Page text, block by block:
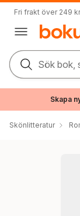
Fri frakt över 249 kr
Sök bok,
Skapa
Skönlitteratur